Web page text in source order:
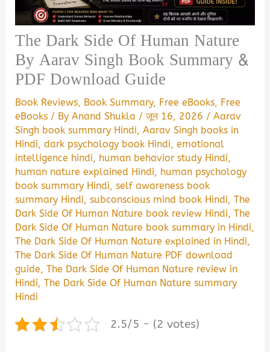
The Dark Side Of Human Nature
By Aarav Singh Book Summary &
PDF Download Guide
Book Reviews, Book Summary, Free eBooks, Free
eBooks / ByAnand Shukla /जून 16, 2026 /Aarav
Singh book summary Hindi,Aarav Singh books in
Hindi,dark psychology book Hindi,emotional
intelligence hindi, human behavior study Hindi,
human nature explained Hindi, human psychology
book summary Hindi,self awareness book
summary Hindi,subconscious mind book Hindi,The
Dark Side Of Human Nature book review Hindi,The
Dark Side Of Human Nature book summary in Hindi,
The Dark Side Of Human Nature explained in Hindi,
The Dark Side Of Human Nature PDF download
guide,The Dark Side Of Human Nature review in
Hindi,The Dark Side Of Human Nature summary
Hindi
2.5/5 - (2 votes)